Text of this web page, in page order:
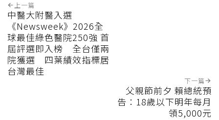
上一篇
中醫大附醫入選
《Newsweek》2026全
球最佳綠色醫院250強 首
屆評選即入榜 全台僅兩
院獲選 四葉績效指標居
台灣最佳
下一篇
父親節前夕 賴總統預
告：18歲以下明年每月
領5,000元